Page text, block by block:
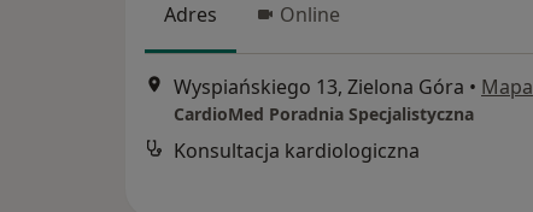
Adres Online
Wyspiańskiego 13, Zielona Góra • Mapa
CardioMed Poradnia Specjalistyczna
Konsultacja kardiologiczna